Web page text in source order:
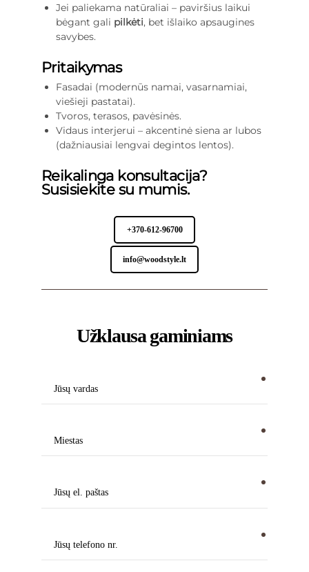
Jei paliekama natūraliai – paviršius laikui
bėgant gali pilkėti, bet išlaiko apsaugines
savybes.
Pritaikymas
Fasadai (modernūs namai, vasarnamiai,
viešieji pastatai).
Tvoros, terasos, pavėsinės.
Vidaus interjerui – akcentinė siena ar lubos
(dažniausiai lengvai degintos lentos).
Reikalinga konsultacija?
Susisiekite su mumis.
+370-612-96700
info@woodstyle.lt
Užklausa gaminiams